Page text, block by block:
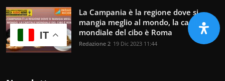
La Campania è la regione dove si
mangia meglio al mondo, la capitale
mondiale del cibo è Roma
Redazione 2 19 Dic 2023 11:44
IT